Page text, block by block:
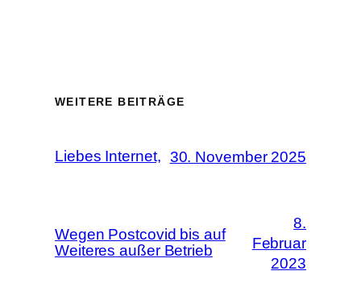
WEITERE BEITRÄGE
Liebes Internet, 30. November 2025
Wegen Postcovid bis auf
Weiteres außer Betrieb
8.
Februar
2023